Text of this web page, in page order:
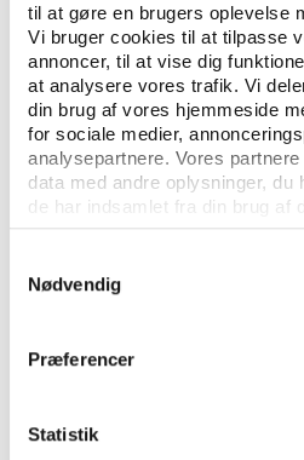
til at gøre en brugers oplevelse
Vi bruger cookies til at tilpasse
annoncer, til at vise dig
at analysere vores trafik. Vi
din brug af vores hjemmeside
for sociale medier,
analysepartnere. Vores
data med andre oplysninger, du
de har indsamlet fra din brug af
Nødvendig
Præferencer
Statistik
OPEN PUBLICATION
PUBLISHER: WADA
PAGE COUNT: 95
CONTACT US